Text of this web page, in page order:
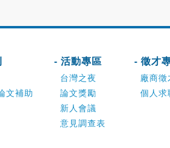
文補助
- 活動專區
台灣之夜
論文獎勵
新人會議
意見調查表
- 徵才
廠商徵
個人求